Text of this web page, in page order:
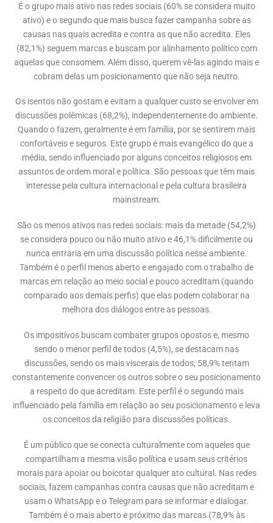
É o grupo mais ativo nas redes sociais (60% se considera muito
ativo) e o segundo que mais busca fazer campanha sobre as
causas nas quais acredita e contra as que não acredita. Eles
(82,1%) seguem marcas e buscam por alinhamento político com
aquelas que consomem. Além disso, querem vê-las agindo mais e
cobram delas um posicionamento que não seja neutro.
Os isentos não gostam e evitam a qualquer custo se envolver em
discussões polêmicas (68,2%), independentemente do ambiente.
Quando o fazem, geralmente é em família, por se sentirem mais
confortáveis e seguros. Este grupo é mais evangélico do que a
média, sendo influenciado por alguns conceitos religiosos em
assuntos de ordem moral e política. São pessoas que têm mais
interesse pela cultura internacional e pela cultura brasileira
mainstream.
São os menos ativos nas redes sociais: mais da metade (54,2%)
se considera pouco ou não muito ativo e 46,1% dificilmente ou
nunca entraria em uma discussão política nesse ambiente.
Também é o perfil menos aberto e engajado com o trabalho de
marcas em relação ao meio social e pouco acreditam (quando
comparado aos demais perfis) que elas podem colaborar na
melhora dos diálogos entre as pessoas.
Os impositivos buscam combater grupos opostos e, mesmo
sendo o menor perfil de todos (4,5%), se destacam nas
discussões, sendo os mais viscerais de todos; 58,9% tentam
constantemente convencer os outros sobre o seu posicionamento
a respeito do que acreditam. Este perfil é o segundo mais
influenciado pela família em relação ao seu posicionamento e leva
os conceitos da religião para discussões políticas.
É um público que se conecta culturalmente com aqueles que
compartilham a mesma visão política e usam seus critérios
morais para apoiar ou boicotar qualquer ato cultural. Nas redes
sociais, fazem campanhas contra causas que não acreditam e
usam o WhatsApp e o Telegram para se informar e dialogar.
Também é o mais aberto e próximo das marcas (78,9% às